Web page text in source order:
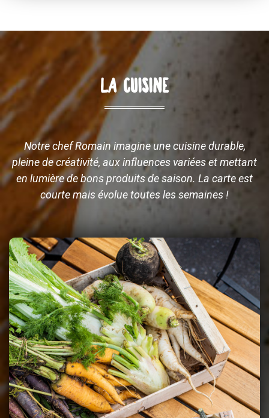
LA CUISINE
Notre chef Romain imagine une cuisine durable,
pleine de créativité, aux influences variées et mettant
en lumière de bons produits de saison. La carte est
courte mais évolue toutes les semaines !